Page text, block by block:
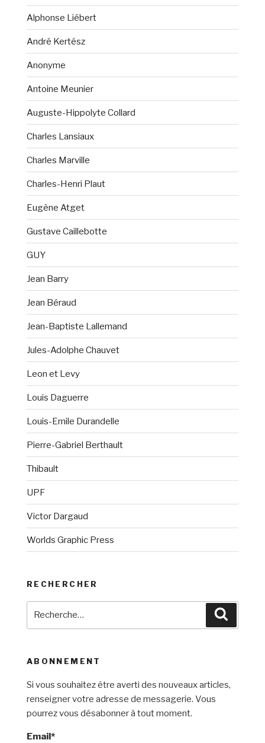
Alphonse Liébert
André Kertész
Anonyme
Antoine Meunier
Auguste-Hippolyte Collard
Charles Lansiaux
Charles Marville
Charles-Henri Plaut
Eugène Atget
Gustave Caillebotte
GUY
Jean Barry
Jean Béraud
Jean-Baptiste Lallemand
Jules-Adolphe Chauvet
Leon et Levy
Louis Daguerre
Louis-Emile Durandelle
Pierre-Gabriel Berthault
Thibault
UPF
Victor Dargaud
Worlds Graphic Press
RECHERCHER
ABONNEMENT
Si vous souhaitez être averti des nouveaux articles,
renseigner votre adresse de messagerie. Vous
pourrez vous désabonner à tout moment.
Email*